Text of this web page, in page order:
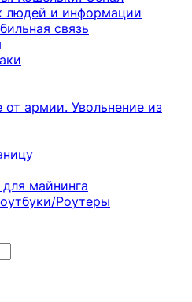
людей и информации
связь
армии. Увольнение из
майнинга
Роутеры